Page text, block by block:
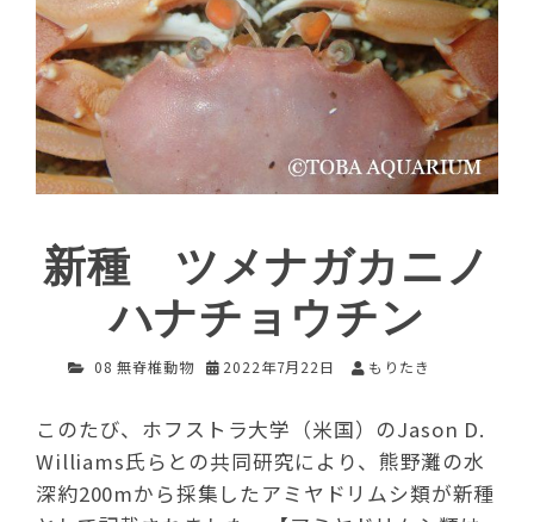
新種 ツメナガカニノ
ハナチョウチン
08 無脊椎動物 2022年7月22日 もりたき
このたび、ホフストラ大学（米国）のJason D.
Williams氏らとの共同研究により、熊野灘の水
深約200mから採集したアミヤドリムシ類が新種